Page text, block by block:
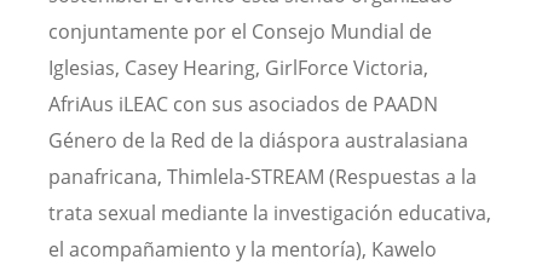
conjuntamente por el Consejo Mundial de
Iglesias, Casey Hearing, GirlForce Victoria,
AfriAus iLEAC con sus asociados de PAADN
Género de la Red de la diáspora australasiana
panafricana, Thimlela-STREAM (Respuestas a la
trata sexual mediante la investigación educativa,
el acompañamiento y la mentoría), Kawelo